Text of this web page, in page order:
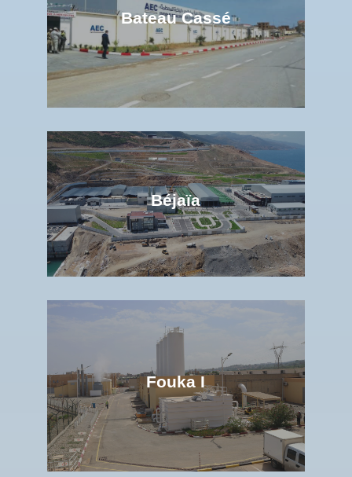
Bateau Cassé
Béjaïa
Fouka I